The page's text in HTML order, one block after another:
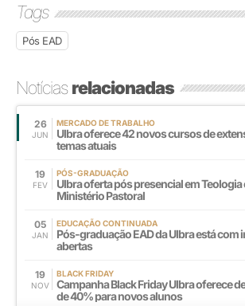
Tags
Pós EAD
Notíciasrelacionadas
26
JUN
MERCADO DE TRABALHO
Ulbra oferece 42 novos cursos de
temas atuais
19
FEV
PÓS-GRADUAÇÃO
Ulbra oferta pós presencial em Teologia
Ministério Pastoral
05
JAN
EDUCAÇÃO CONTINUADA
Pós-graduação EAD da Ulbra está com
abertas
19
NOV
BLACK FRIDAY
Campanha Black Friday Ulbra oferece
de 40% para novos alunos